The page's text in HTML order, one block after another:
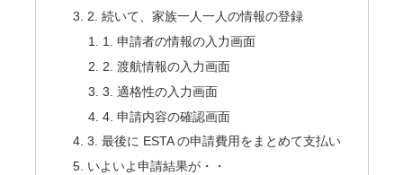
2. 続いて、家族一人一人の情報の登録
1. 申請者の情報の入力画面
2. 渡航情報の入力画面
3. 適格性の入力画面
4. 申請内容の確認画面
3. 最後に ESTA の申請費用をまとめて支払い
いよいよ申請結果が・・